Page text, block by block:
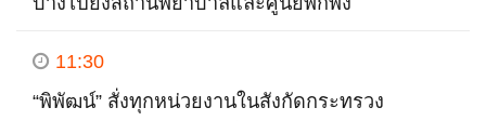
11:30
“พิพัฒน์” สั่งทุกหน่วยงานในสังกัดกระทรวง